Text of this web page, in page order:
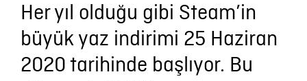
Her yıl olduğu gibi Steam’in
büyük yaz indirimi 25 Haziran
2020 tarihinde başlıyor. Bu